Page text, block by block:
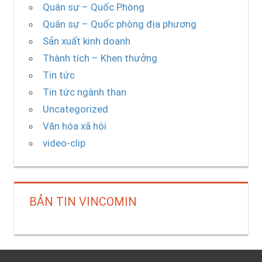
Quân sự – Quốc Phòng
Quân sự – Quốc phòng địa phương
Sản xuất kinh doanh
Thành tích – Khen thưởng
Tin tức
Tin tức ngành than
Uncategorized
Văn hóa xã hội
video-clip
BẢN TIN VINCOMIN